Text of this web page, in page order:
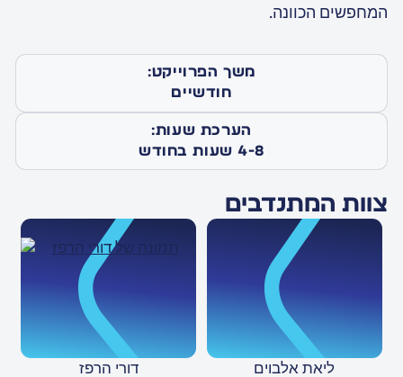
‍רוצים לקחת חלק בשינוי? ‍רוצים לקחת חלק בשינוי?
המחפשים הכוונה.
משך הפרוייקט:
חודשיים
הערכת שעות:
4-8 שעות בחודש
צוות המתנדבים
דורי הרפז ליאת אלבוים